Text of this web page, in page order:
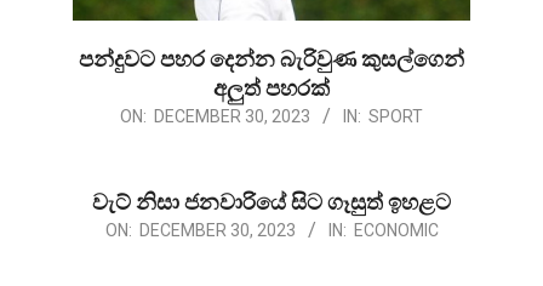
පන්දුවට පහර දෙන්න බැරිවුණ කුසල්ගෙන්
අලුත් පහරක්
ON: DECEMBER 30, 2023 IN: SPORT
වැට් නිසා ජනවාරියේ සිට ගෑසුත් ඉහළට
2023-ON: DECEMBER 30, 2023 IN: ECONOMIC